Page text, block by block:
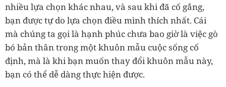
nhiều lựa chọn khác nhau, và sau khi đã cố gắng,
bạn được tự do lựa chọn điều mình thích nhất. Cái
mà chúng ta gọi là hạnh phúc chưa bao giờ là việc gò
bó bản thân trong một khuôn mẫu cuộc sống cố
định, mà là khi bạn muốn thay đổi khuôn mẫu này,
bạn có thể dễ dàng thực hiện được.